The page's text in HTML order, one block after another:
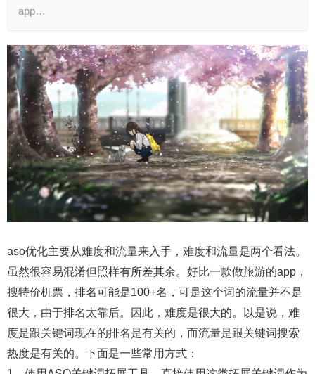
app…
aso优化主要从难度和流量来入手，难度和流量是两个看法。
虽然很容易混淆但照样有所差其余。好比一款做旅游的app，
搜特价机票，排名可能是100+名，可是这个词的流量并不是
很大，由于排名太靠后。因此，难度是很大的。以是说，难
度是跟关键词现在的排名是有关的，而流量是跟关键词搜索
热度是有关的。下面是一些常用方式：